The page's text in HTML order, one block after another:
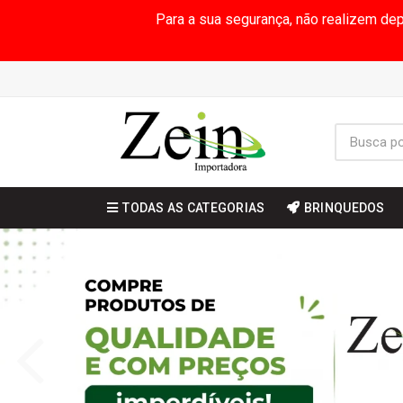
Para a sua segurança, não realizem
TODAS AS CATEGORIAS BRINQUEDOS